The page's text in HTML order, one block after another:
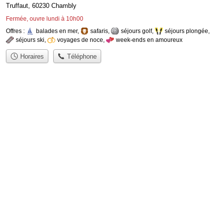
Truffaut, 60230 Chambly
Fermée, ouvre lundi à 10h00
Offres : balades en mer, safaris, séjours golf, séjours plongée,
séjours ski, voyages de noce, week-ends en amoureux
Horaires Téléphone